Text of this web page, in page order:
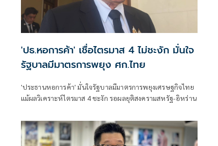
'ปธ.หอการค้า' เชื่อไตรมาส 4 ไม่ชะงัก มั่นใจ
รัฐบาลมีมาตรการพยุง ศก.ไทย
'ประธานหอการค้า' มั่นใจรัฐบาลมีมาตรการพยุงเศรษฐกิจไทย
แม้ผลวิเคราะห์ไตรมาส 4 ชะงัก รอผลยุติสงครามสหรัฐ-อิหร่าน